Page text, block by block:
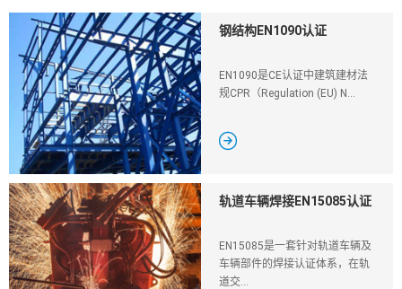
钢结构EN1090认证
EN1090是CE认证中建筑建材法
规CPR（Regulation (EU) N...

轨道车辆焊接EN15085认证
EN15085是一套针对轨道车辆及
车辆部件的焊接认证体系，在轨
道交...